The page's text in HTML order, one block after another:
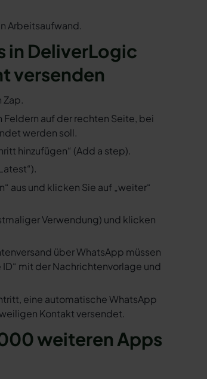
Arbeitsaufwand.
in DeliverLogic
versenden
Zap.
Feldern auf der rechten Seite, bei
werden soll.
hinzufügen“ (Add a step).
aus und klicken Sie auf „weiter“
Verwendung) und klicken
über WhatsApp müssen
mit der Nachrichtenvorlage und
eine automatische WhatsApp
Kontakt versendet.
weiteren Apps